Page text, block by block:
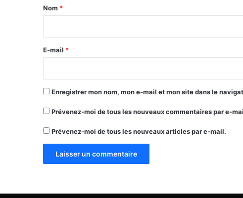
a
e
Nom *
E-mail *
Enregistrer mon nom, mon e-mail et mon site dans le
Prévenez-moi de tous les nouveaux commentaires par e-
Prévenez-moi de tous les nouveaux articles par e-mail.